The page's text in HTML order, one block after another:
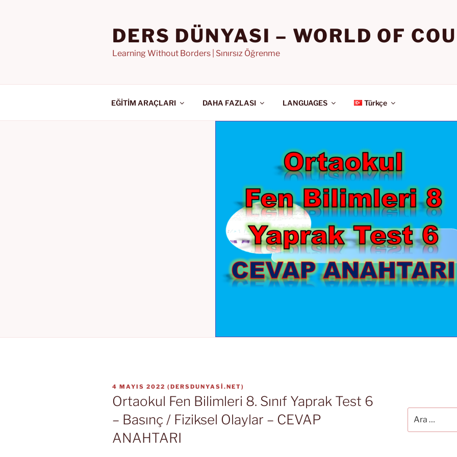
DERS DÜNYASI – WORLD OF
Learning Without Borders | Sınırsız Öğrenme
EĞİTİM ARAÇLARI DAHA FAZLASI LANGUAGES Türkçe
YAYIM
TARIHI
4 MAYIS 2022 (DERSDUNYASI.NET)
Ortaokul Fen Bilimleri 8. Sınıf Yaprak Test 6
– Basınç / Fiziksel Olaylar – CEVAP
ANAHTARI